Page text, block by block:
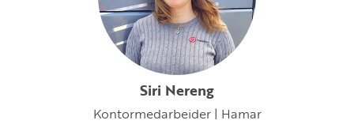
Siri Nereng
Kontormedarbeider | Hamar